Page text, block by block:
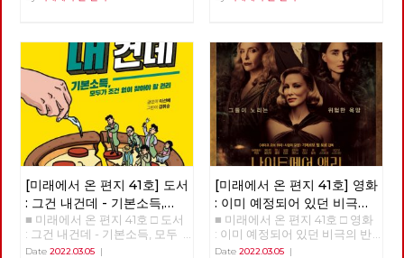
[미래에서 온 편지 41호] 도서
: 그건 내건데 - 기본소득,
모두가 차별없이 찾아야 할
권리
■ 미래에서 온 편지 41호 □ 도서
: 그건 내건데 - 기본소득, 모두
가 차별없이 찾아야 할 권리
Date 2022.03.05 |
[미래에서 온 편지 41호] 영화
: 이미 예정되어 있던 비극의
반복 – 나이트메어 앨리
■ 미래에서 온 편지 41호 □ 영화
: 이미 예정되어 있던 비극의 반
복 – 나이트메어 앨리 >>>>>>
Date 2022.03.05|